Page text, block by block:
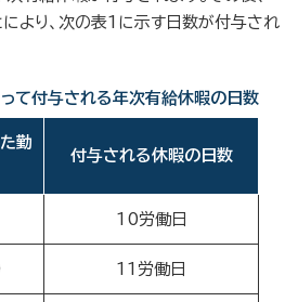
より、次の表1に示す日数が付与され
て付与される年次有給休暇の日数
勤
付与される休暇の日数
10労働日
11労働日